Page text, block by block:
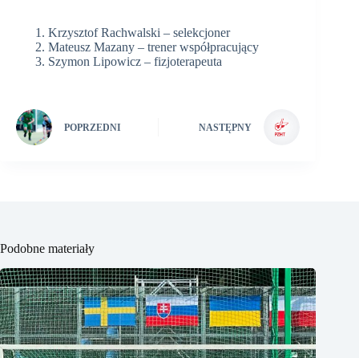
Krzysztof Rachwalski – selekcjoner
Mateusz Mazany – trener współpracujący
Szymon Lipowicz – fizjoterapeuta
POPRZEDNI NASTĘPNY
Podobne materiały